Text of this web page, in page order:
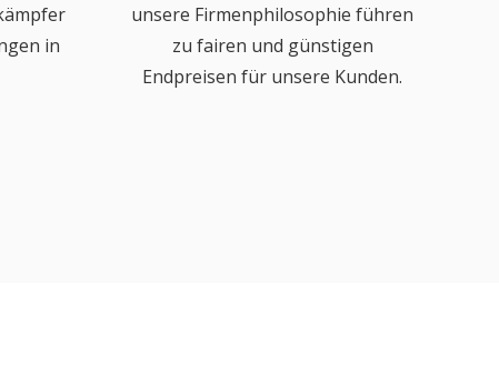
in
unsere Firmenphilosophie führen
zu fairen und günstigen
Endpreisen für unsere Kunden.